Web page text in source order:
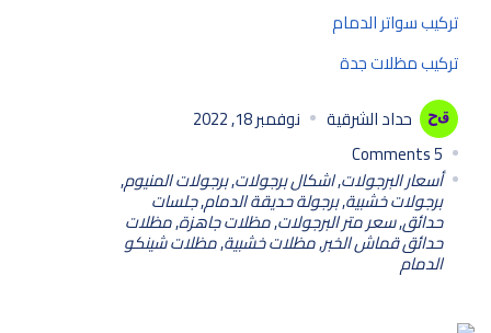
تركيب سواتر الدمام
تركيب مظلات جدة
حداد الشرقية
نوفمبر 18, 2022
5
أسعار البرجولات,اشكال برجولات,برجولات المنيوم,
برجولات خشبية,برجولة حديقة الدمام,جلسات
حدائق,سعر متر البرجولات,مظلات جاهزة,مظلات
حدائق قماش الخبر,مظلات خشبية,مظلات شينكو
الدمام